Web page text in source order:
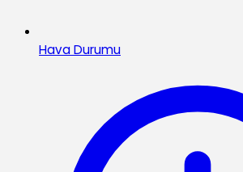
Hava Durumu